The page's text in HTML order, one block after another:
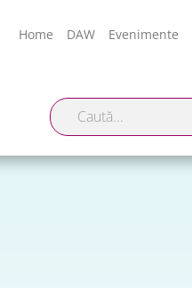
Home DAW Evenimente